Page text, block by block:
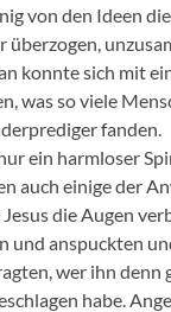
von den Ideen
überzogen,
konnte sich mit
was so viele
fanden.
ein harmloser
auch einige der
die Augen
und anspuckten
wer ihn denn
habe.